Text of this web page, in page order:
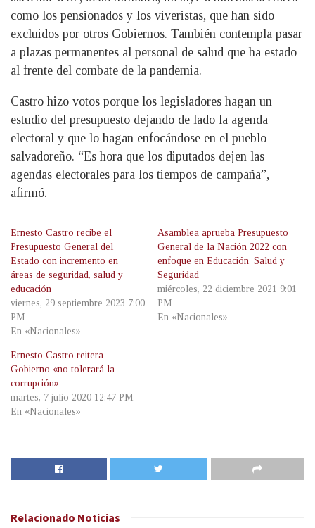
como los pensionados y los viveristas, que han sido
excluidos por otros Gobiernos. También contempla pasar
a plazas permanentes al personal de salud que ha estado
al frente del combate de la pandemia.
Castro hizo votos porque los legisladores hagan un
estudio del presupuesto dejando de lado la agenda
electoral y que lo hagan enfocándose en el pueblo
salvadoreño. “Es hora que los diputados dejen las
agendas electorales para los tiempos de campaña”,
afirmó.
Ernesto Castro recibe el
Presupuesto General del
Estado con incremento en
áreas de seguridad, salud y
educación
viernes, 29 septiembre 2023 7:00
PM
En «Nacionales»
Asamblea aprueba Presupuesto
General de la Nación 2022 con
enfoque en Educación, Salud y
Seguridad
miércoles, 22 diciembre 2021 9:01
PM
En «Nacionales»
Ernesto Castro reitera
Gobierno «no tolerará la
corrupción»
martes, 7 julio 2020 12:47 PM
En «Nacionales»
Relacionado Noticias